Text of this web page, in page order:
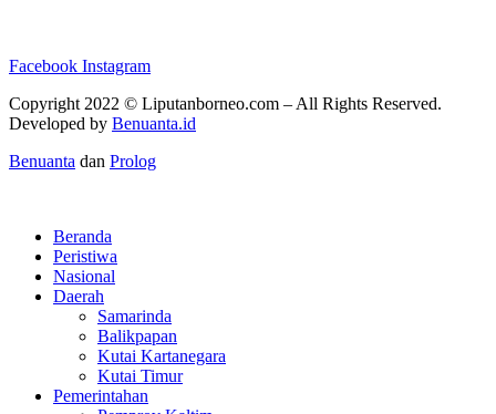
Facebook Instagram
Copyright 2022 © Liputanborneo.com – All Rights Reserved.
Developed by Benuanta.id
Benuanta dan Prolog
Beranda
Peristiwa
Nasional
Daerah
Samarinda
Balikpapan
Kutai Kartanegara
Kutai Timur
Pemerintahan